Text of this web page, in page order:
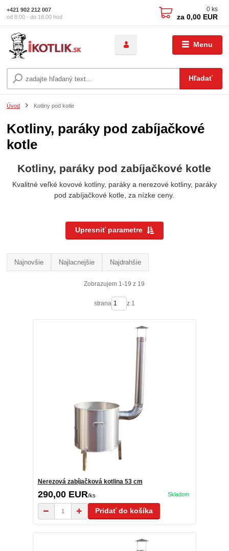
Menu
Hľadať
+421 902 212 007
od 8:00 - do 16:00 hod
0 ks
za 0,00 EUR
Úvod Kotliny pod kotle
Kotliny, paráky pod zabíjačkové
kotle
Kotliny, paráky pod zabíjačkové kotle
Kvalitné veľké kovové kotliny, paráky a nerezové kotliny, paráky
pod zabíjačkové kotle, za nízke ceny.
Upresniť parametre
Najnovšie Najlacnejšie Najdrahšie
Zobrazujem 1-19 z 19
strana z 1
Nerezová zabíjačková kotlina 53 cm
290,00 EUR/ks Skladom
Pridať do košíka